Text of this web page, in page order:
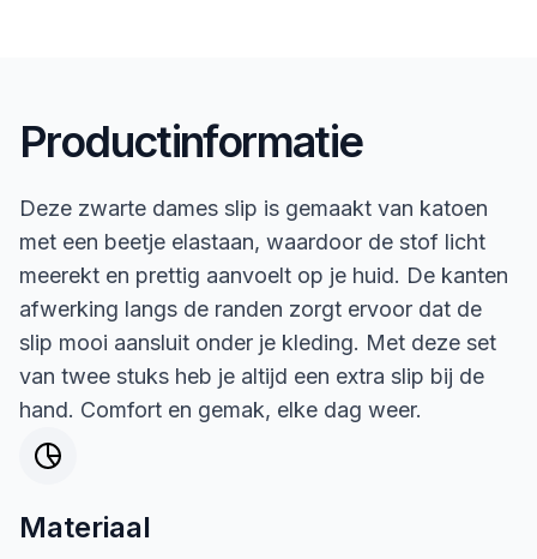
Productinformatie
Deze zwarte dames slip is gemaakt van katoen
met een beetje elastaan, waardoor de stof licht
meerekt en prettig aanvoelt op je huid. De kanten
afwerking langs de randen zorgt ervoor dat de
slip mooi aansluit onder je kleding. Met deze set
van twee stuks heb je altijd een extra slip bij de
hand. Comfort en gemak, elke dag weer.
Materiaal